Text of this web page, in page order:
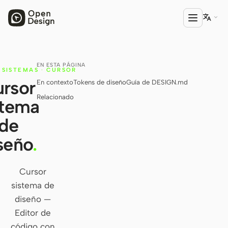
PRODUCTO
Open Design
HTML Anything
Codex Slides
Open Design Plugin
AGENTE
Codex
Cursor Agent

EN ESTA PÁGINA
En contextoTokens de diseñoGuía de DESIGN.md
Relacionado
SISTEMAS · CURSOR
.
Cursor
sistema de
diseño —
Editor de